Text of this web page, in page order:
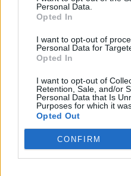
Personal Data.
Opted In
I want to opt-out of
Personal Data for
Opted In
I want to opt-out of
Retention, Sale, and/or
Personal Data that Is
Purposes for which it
Opted Out
CONFIRM
00:00
Leonardo Maria Del
in ospedale. Le